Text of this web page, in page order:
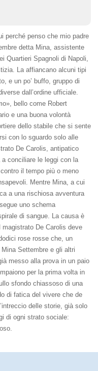
perché penso che mio padre
detta Mina, assistente
Quartieri Spagnoli di Napoli,
La affiancano alcuni tipi
e un po’ buffo, gruppo di
dall’ordine ufficiale.
bello come Robert
e una buona volontà
dello stabile che si sente
con lo sguardo solo alle
De Carolis, antipatico
conciliare le leggi con la
il tempo più o meno
Mentre Mina, a cui
a una rischiosa avventura
uno schema
di sangue. La causa è
De Carolis deve
rose rosse che, un
Settembre e gli altri
messo alla prova in un paio
per la prima volta in
sfondo chiassoso di una
di fatica del vivere che de
delle storie, già solo
di ogni strato sociale: